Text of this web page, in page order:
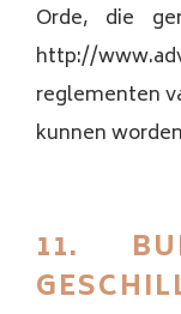
Orde, die
http://
reglementen
kunnen
11.